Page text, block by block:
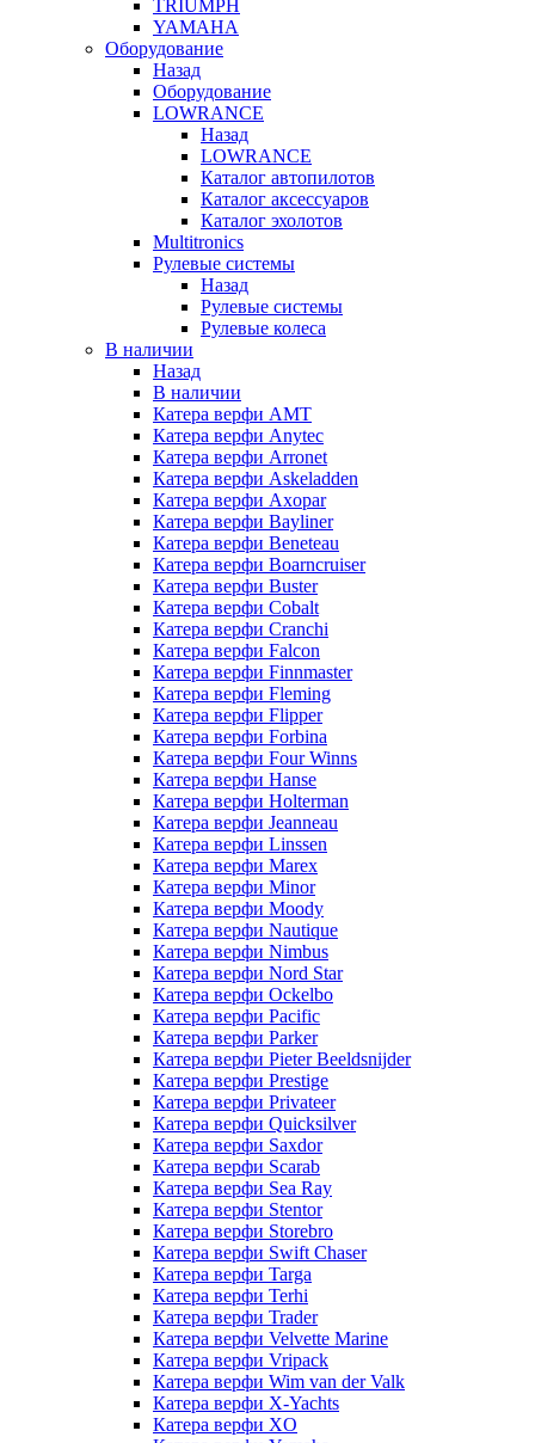
TRIUMPH
YAMAHA
Оборудование
Назад
Оборудование
LOWRANCE
Назад
LOWRANCE
Каталог автопилотов
Каталог аксессуаров
Каталог эхолотов
Multitronics
Рулевые системы
Назад
Рулевые системы
Рулевые колеса
В наличии
Назад
В наличии
Катера верфи AMT
Катера верфи Anytec
Катера верфи Arronet
Катера верфи Askeladden
Катера верфи Axopar
Катера верфи Bayliner
Катера верфи Beneteau
Катера верфи Boarncruiser
Катера верфи Buster
Катера верфи Cobalt
Катера верфи Cranchi
Катера верфи Falcon
Катера верфи Finnmaster
Катера верфи Fleming
Катера верфи Flipper
Катера верфи Forbina
Катера верфи Four Winns
Катера верфи Hanse
Катера верфи Holterman
Катера верфи Jeanneau
Катера верфи Linssen
Катера верфи Marex
Катера верфи Minor
Катера верфи Moody
Катера верфи Nautique
Катера верфи Nimbus
Катера верфи Nord Star
Катера верфи Ockelbo
Катера верфи Pacific
Катера верфи Parker
Катера верфи Pieter Beeldsnijder
Катера верфи Prestige
Катера верфи Privateer
Катера верфи Quicksilver
Катера верфи Saxdor
Катера верфи Scarab
Катера верфи Sea Ray
Катера верфи Stentor
Катера верфи Storebro
Катера верфи Swift Chaser
Катера верфи Targa
Катера верфи Terhi
Катера верфи Trader
Катера верфи Velvette Marine
Катера верфи Vripack
Катера верфи Wim van der Valk
Катера верфи X-Yachts
Катера верфи XO